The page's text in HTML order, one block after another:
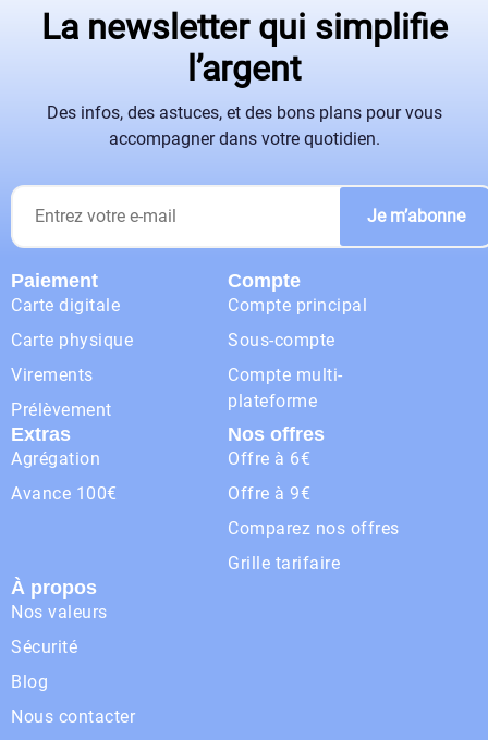
La newsletter qui simplifie
l’argent
Des infos, des astuces, et des bons plans pour vous
accompagner dans votre quotidien.
Je m’abonne
Paiement
Carte digitale
Carte physique
Virements
Prélèvement
Compte
Compte principal
Sous-compte
Compte multi-
plateforme
Extras
Agrégation
Avance 100€
Nos offres
Offre à 6€
Offre à 9€
Comparez nos offres
Grille tarifaire
À propos
Nos valeurs
Sécurité
Blog
Nous contacter